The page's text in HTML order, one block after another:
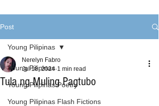
Post
Young Pilipinas
Young Pilipinas Poetry
Young Pilipinas Flash Fictions
Young Pilipinas
Tula ng Muling Pagtubo
Nerelyn Fabro
Jul 18, 2024 1 min read